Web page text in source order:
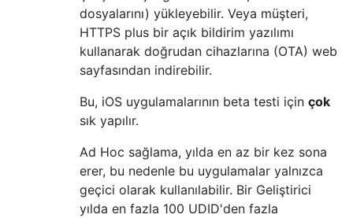
dosyalarını) yükleyebilir. Veya müşteri,
HTTPS plus bir açık bildirim yazılımı
kullanarak doğrudan cihazlarına (OTA) web
sayfasından indirebilir.
Bu, iOS uygulamalarının beta testi için çok
sık yapılır.
Ad Hoc sağlama, yılda en az bir kez sona
erer, bu nedenle bu uygulamalar yalnızca
geçici olarak kullanılabilir. Bir Geliştirici
yılda en fazla 100 UDID'den fazla